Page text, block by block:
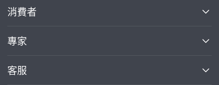
關於我們
部落格
加入我們
消費者
買服務
熱門服務
專家
案件中心
客服